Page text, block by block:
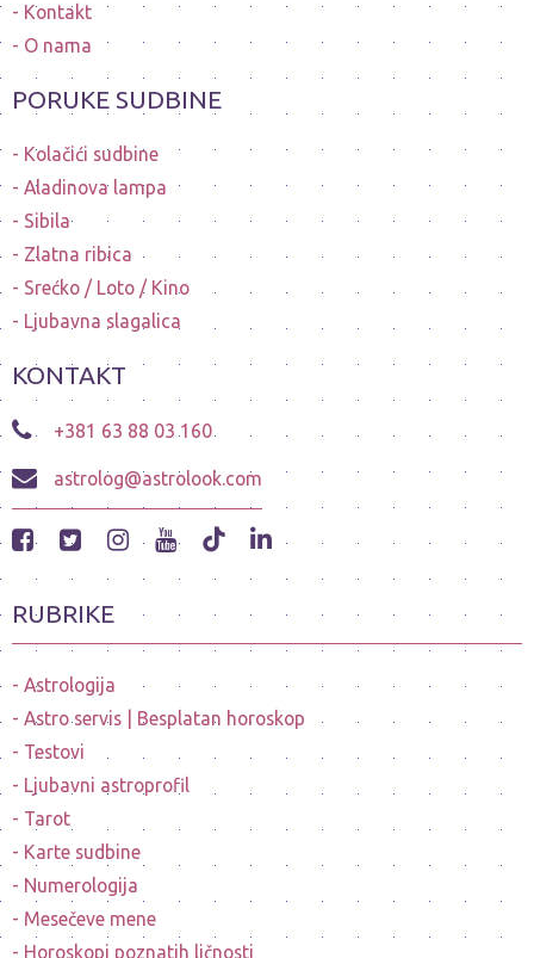
Kontakt
O nama
PORUKE SUDBINE
Kolačići sudbine
Aladinova lampa
Sibila
Zlatna ribica
Srećko / Loto / Kino
Ljubavna slagalica
KONTAKT
+381 63 88 03 160
astrolog@astrolook.com
RUBRIKE
Astrologija
Astro servis | Besplatan horoskop
Testovi
Ljubavni astroprofil
Tarot
Karte sudbine
Numerologija
Mesečeve mene
Horoskopi poznatih ličnosti